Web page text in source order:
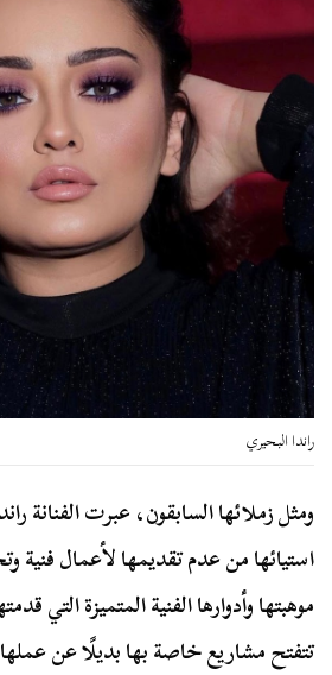
راندا البحيري
ومثل زملائها السابقون، عبرت الفنانة
استيائها من عدم تقديمها لأعمال فنية
موهبتها وأدوارها الفنية المتميزة التي
تتفتح مشاريع خاصة بها بديلًا عن